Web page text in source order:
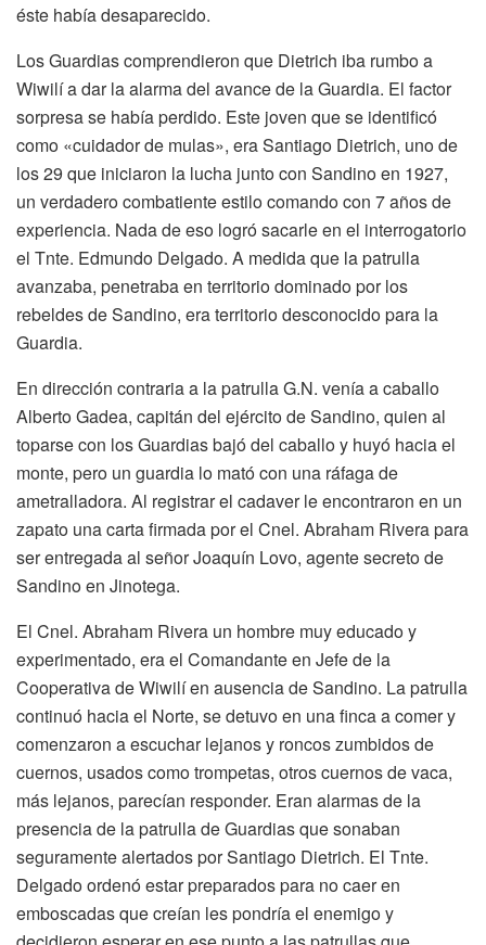
éste había desaparecido.
Los Guardias comprendieron que Dietrich iba rumbo a
Wiwilí a dar la alarma del avance de la Guardia. El factor
sorpresa se había perdido. Este joven que se identificó
como «cuidador de mulas», era Santiago Dietrich, uno de
los 29 que iniciaron la lucha junto con Sandino en 1927,
un verdadero combatiente estilo comando con 7 años de
experiencia. Nada de eso logró sacarle en el interrogatorio
el Tnte. Edmundo Delgado. A medida que la patrulla
avanzaba, penetraba en territorio dominado por los
rebeldes de Sandino, era territorio desconocido para la
Guardia.
En dirección contraria a la patrulla G.N. venía a caballo
Alberto Gadea, capitán del ejército de Sandino, quien al
toparse con los Guardias bajó del caballo y huyó hacia el
monte, pero un guardia lo mató con una ráfaga de
ametralladora. Al registrar el cadaver le encontraron en un
zapato una carta firmada por el Cnel. Abraham Rivera para
ser entregada al señor Joaquín Lovo, agente secreto de
Sandino en Jinotega.
El Cnel. Abraham Rivera un hombre muy educado y
experimentado, era el Comandante en Jefe de la
Cooperativa de Wiwilí en ausencia de Sandino. La patrulla
continuó hacia el Norte, se detuvo en una finca a comer y
comenzaron a escuchar lejanos y roncos zumbidos de
cuernos, usados como trompetas, otros cuernos de vaca,
más lejanos, parecían responder. Eran alarmas de la
presencia de la patrulla de Guardias que sonaban
seguramente alertados por Santiago Dietrich. El Tnte.
Delgado ordenó estar preparados para no caer en
emboscadas que creían les pondría el enemigo y